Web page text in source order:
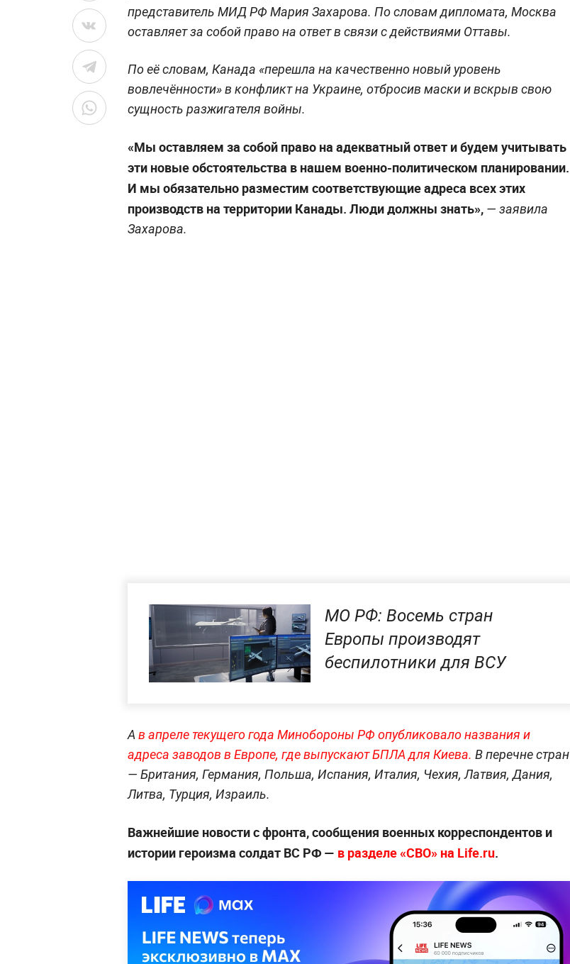
представитель МИД РФ Мария Захарова. По словам дипломата, Москва
оставляет за собой право на ответ в связи с действиями Оттавы.
По её словам, Канада «перешла на качественно новый уровень
вовлечённости» в конфликт на Украине, отбросив маски и вскрыв свою
сущность разжигателя войны.
«Мы оставляем за собой право на адекватный ответ и будем учитывать
эти новые обстоятельства в нашем военно-политическом планировании.
И мы обязательно разместим соответствующие адреса всех этих
производств на территории Канады. Люди должны знать», — заявила
Захарова.
МО РФ: Восемь стран
Европы производят
беспилотники для ВСУ
А в апреле текущего года Минобороны РФ опубликовало названия и
адреса заводов в Европе, где выпускают БПЛА для Киева. В перечне стран
— Британия, Германия, Польша, Испания, Италия, Чехия, Латвия, Дания,
Литва, Турция, Израиль.
Важнейшие новости с фронта, сообщения военных корреспондентов и
истории героизма солдат ВС РФ — в разделе «СВО» на Life.ru.